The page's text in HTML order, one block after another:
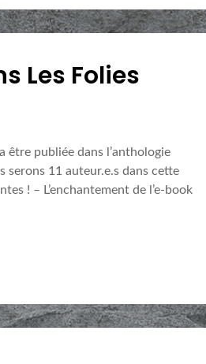
Les Folies
être publiée dans l’anthologie
serons 11 auteur.e.s dans cette
! – L’enchantement de l’e-book